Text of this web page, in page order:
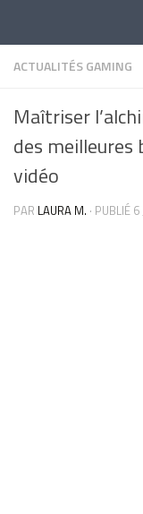
ACTUALITÉS GAMING
Maîtriser
des meilleures
vidéo
PAR LAURA M. · PUBLIÉ 6